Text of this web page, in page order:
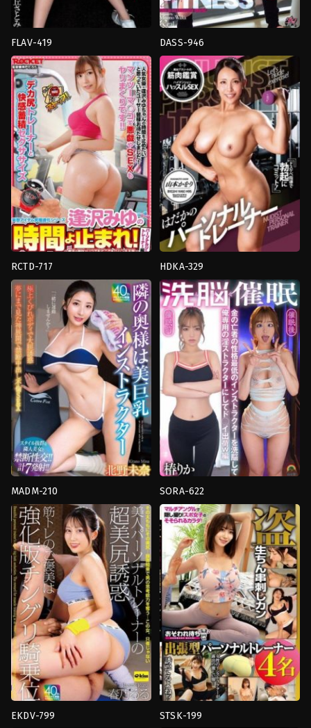
FLAV-419
Butt,งาน
เดี่ยว,ถุง
น่อง,น้ำ
แตก,อาจารย์,อี
ตัว
Digital
Arc
DASS-946
เกิร์ล,อาจารย์,เต้นรำ
Das
!
RCTD-717
เดี่ยว,
แตก,วางแผน,หยุด
เวลา,หลง
ผิด อาจารย์
Rocket
HDKA-329
Up,ของ
เล่น,งาน
เดี่ยว,นม
ใหญ่,น้ำ
แตก,สาว
ใหญ่,อม
ควย,อาจารย์, เนื้อ
เยอะ
Planet
Plus
MADM-210
Butt,การ
ช่วย
ตัว
เอง,งาน
เดี่ยว,ผู้
หญิง
แต่งงาน
แล้ว, หน้า
สวย,หี
ไร้
ขน,อาจารย์,อี
ตัว,เย็ด
นม,แตก
น้ำ
พุ่ง,โลชั่น
Crystal
Eizou
SORA-622
สะกด
จิต,งาน
เดี่ยว,จูบ,น่า
รังเกียจ,อาจารย์
Yama
To
Sora
EKDV-799 STSK-199